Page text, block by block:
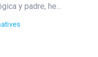
y padre, he...